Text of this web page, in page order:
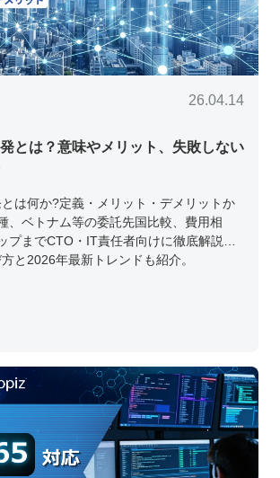
26.04.14
とは？意味やメリット、失敗しない
は何か?定義・メリット・デメリットか
、ベトナム等の委託先国比較、費用相
プまでCTO・IT責任者向けに徹底解説。
と2026年最新トレンドも紹介。